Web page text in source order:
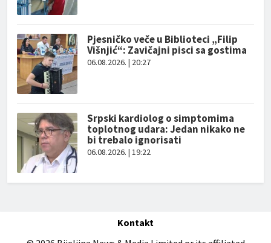
Pjesničko veče u Biblioteci „Filip
Višnjić“: Zavičajni pisci sa gostima
06.08.2026. | 20:27
Srpski kardiolog o simptomima
toplotnog udara: Jedan nikako ne
bi trebalo ignorisati
06.08.2026. | 19:22
Kontakt